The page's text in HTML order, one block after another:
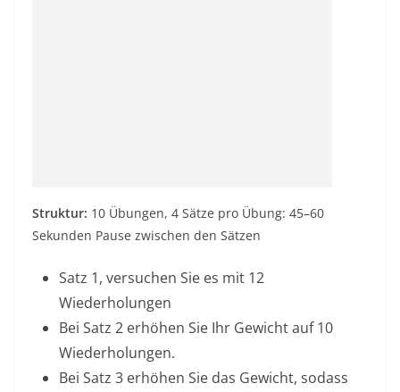
Struktur: 10 Übungen, 4 Sätze pro Übung: 45–60
Sekunden Pause zwischen den Sätzen
Satz 1, versuchen Sie es mit 12
Wiederholungen
Bei Satz 2 erhöhen Sie Ihr Gewicht auf 10
Wiederholungen.
Bei Satz 3 erhöhen Sie das Gewicht, sodass